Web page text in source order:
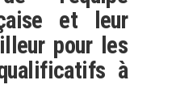
et leur
pour les
à